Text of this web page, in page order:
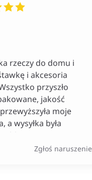
rzeczy do domu i
i akcesoria
przyszło
jakość
moje
a wysyłka była
Do tego ceny
szczególnie
Zgłoś naruszenie